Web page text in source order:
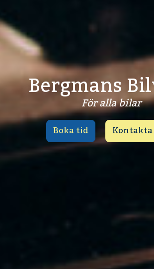
Bergmans
För alla bilar
Boka tid Kontakta